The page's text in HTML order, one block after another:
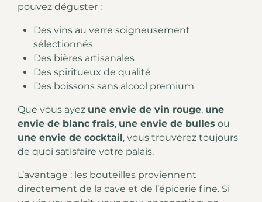
pouvez déguster :
Des vins au verre soigneusement
sélectionnés
Des bières artisanales
Des spiritueux de qualité
Des boissons sans alcool premium
Que vous ayez une envie de vin rouge, une
envie de blanc frais, une envie de bulles ou
une envie de cocktail, vous trouverez toujours
de quoi satisfaire votre palais.
L’avantage : les bouteilles proviennent
directement de la cave et de l’épicerie fine. Si